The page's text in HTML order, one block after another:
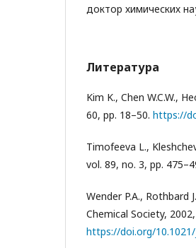
доктор химических
Литература
Kim K., Chen W.C.W.,
60, pp. 18–50. https://
Timofeeva L.,
vol. 89, no. 3, pp.
Wender P.A., Rothbard
Chemical Society,
https://doi.org/